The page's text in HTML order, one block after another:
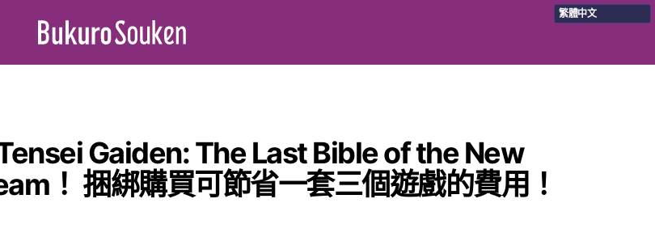
繁體中文
Gaiden: The Last Bible of the New
！ 捆綁購買可節省一套三個遊戲的費用！